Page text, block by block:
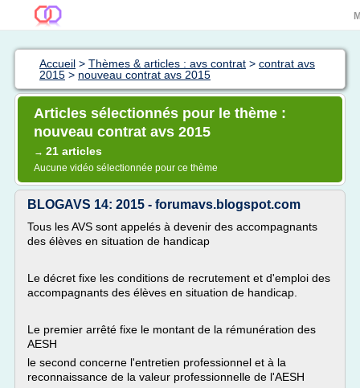
Accueil > Thèmes & articles : avs contrat > contrat avs
2015 > nouveau contrat avs 2015
Articles sélectionnés pour le thème :
nouveau contrat avs 2015
→ 21 articles
Aucune vidéo sélectionnée pour ce thème
BLOGAVS 14: 2015 - forumavs.blogspot.com
Tous les AVS sont appelés à devenir des accompagnants
des élèves en situation de handicap
Le décret fixe les conditions de recrutement et d'emploi des
accompagnants des élèves en situation de handicap.
Le premier arrêté fixe le montant de la rémunération des
AESH
le second concerne l'entretien professionnel et à la
reconnaissance de la valeur professionnelle de l'AESH